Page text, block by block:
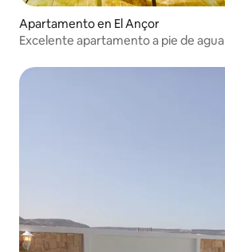
Apartamento en El Ançor
Excelente apartamento a pie de agua